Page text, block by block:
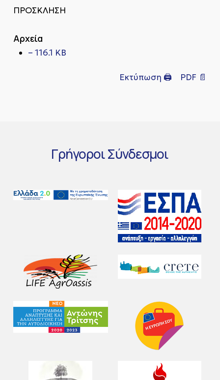
ΠΡΟΣΚΛΗΣΗ
Αρχεία
– 116.1 KB
Εκτύπωση 🖨 PDF 📄
ΓρήγοροιΣύνδεσμοι